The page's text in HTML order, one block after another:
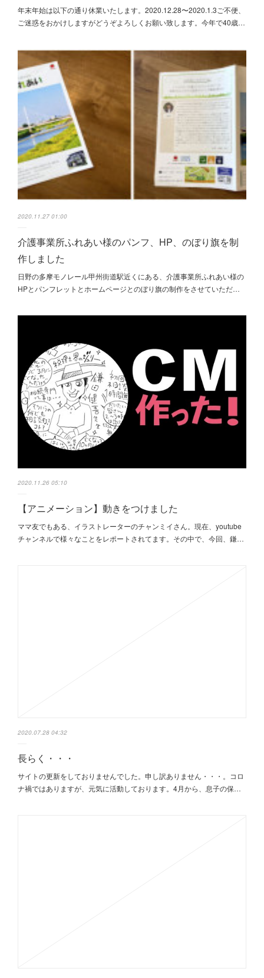
年末年始は以下の通り休業いたします。2020.12.28〜2020.1.3ご不便、
ご迷惑をおかけしますがどうぞよろしくお願い致します。今年で40歳…
2020.11.27 01:00
介護事業所ふれあい様のパンフ、HP、のぼり旗を制
作しました
日野の多摩モノレール甲州街道駅近くにある、介護事業所ふれあい様の
HPとパンフレットとホームページとのぼり旗の制作をさせていただ…
2020.11.26 05:10
【アニメーション】動きをつけました
ママ友でもある、イラストレーターのチャンミイさん。現在、youtube
チャンネルで様々なことをレポートされてます。その中で、今回、鎌…
2020.07.28 04:32
長らく・・・
サイトの更新をしておりませんでした。申し訳ありません・・・。コロ
ナ禍ではありますが、元気に活動しております。4月から、息子の保…